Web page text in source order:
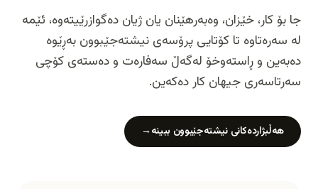
جا بۆ کار، خێزان، وەبەرهێنان یان ژیان دەگوازرێیتەوە، ئێمە
لە سەرەتاوە تا کۆتایی پرۆسەی نیشتەجێبوون بەڕێوە
دەبەین و ڕاستەوخۆ لەگەڵ سەفارەت و دەستەی کۆچی
سەرتاسەری جیهان کار دەکەین.
هەڵبژاردەکانی نیشتەجێبوون ببینە→